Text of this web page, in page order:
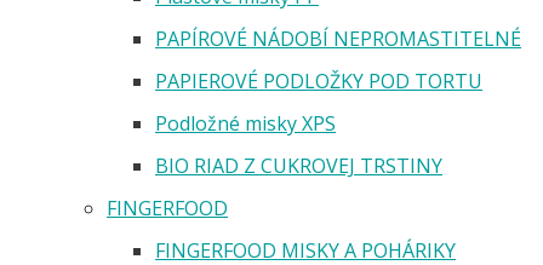
PAPÍROVÉ NÁDOBÍ NEPROMASTITELNÉ
PAPIEROVÉ PODLOŽKY POD TORTU
Podložné misky XPS
BIO RIAD Z CUKROVEJ TRSTINY
FINGERFOOD
FINGERFOOD MISKY A POHÁRIKY